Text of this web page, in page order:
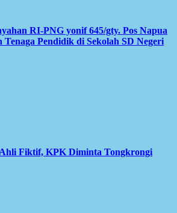
RI-PNG yonif 645/gty. Pos Napua
Pendidik di Sekolah SD Negeri
Ahli Fiktif, KPK Diminta Tongkrongi